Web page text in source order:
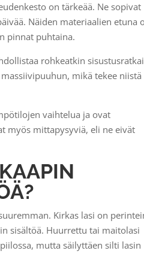
on tärkeää. Ne sopivat
Näiden materiaalien etuna
pinnat puhtaina.
rohkeatkin
mikä tekee niistä
vaihtelua ja ovat
myös mittapysyviä, eli ne eivät
Kirkas lasi on
sisältöä. Huurrettu tai maitolasi
mutta säilyttäen silti lasin